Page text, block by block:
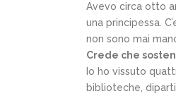
Avevo circa otto
una principessa.
non sono mai
Crede che
Io ho vissuto
biblioteche,